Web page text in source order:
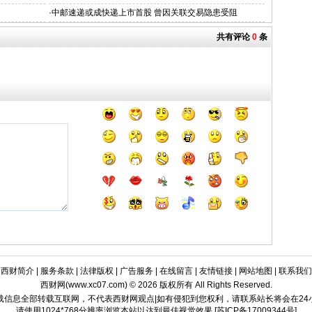
·中邮速递或成快递上市首股 曾因关联交易隐患受阻
共有评论0 条
西财简介| 服务条款 法律版权 广告服务| 在线留言| 友情链接| 网站地图
联系我们
西财网(www.xc07.com) © 2026 版权所有 All Rights Reserved.
信息全部转载互联网，不代表西财网观点|如有侵犯到您权利，请联系站长将会在